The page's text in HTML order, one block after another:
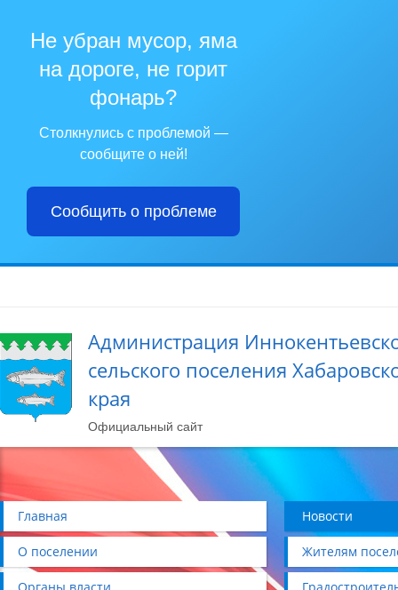
Не убран мусор, яма
на дороге, не горит
фонарь?
Столкнулись с проблемой —
сообщите о ней!
Сообщить о проблеме
Администрация
сельского поселения
края
Официальный сайт
Главная Новости
О поселении Жителям